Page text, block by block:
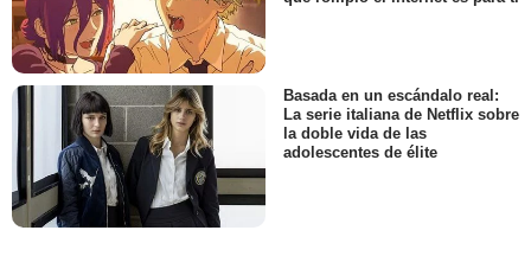
Basada en un escándalo real:
La serie italiana de Netflix sobre
la doble vida de las
adolescentes de élite